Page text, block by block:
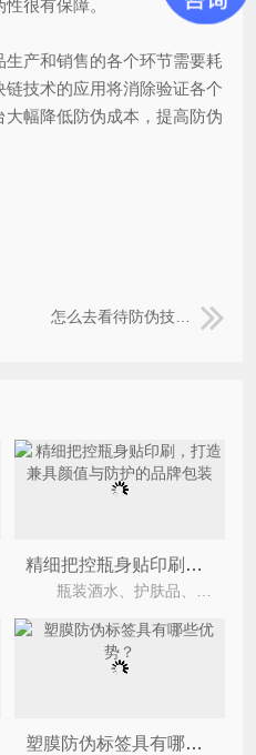
很有保障。
产和销售的各个环节需要耗
技术的应用将消除验证各个
幅降低防伪成本，提高防伪
怎么去看待防伪技术与溯源系统的关系
精细把控瓶身贴印刷，打造兼具颜值与防护的品牌包装
塑膜防伪标签具有哪些优势？